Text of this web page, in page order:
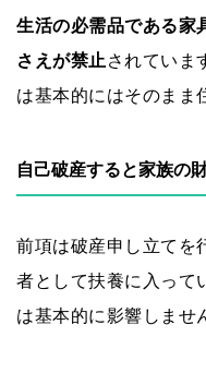
生活の必需品である家
さえが禁止 されていま
は基本的にはそのまま
自己破産すると家族の
前項は破産申し立てを
者として扶養に入って
は基本的に影響しませ